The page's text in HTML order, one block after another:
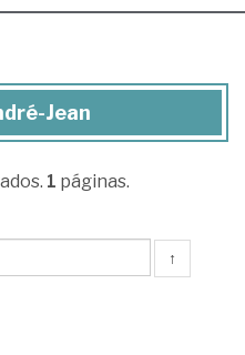
Jean
1 páginas.
↑